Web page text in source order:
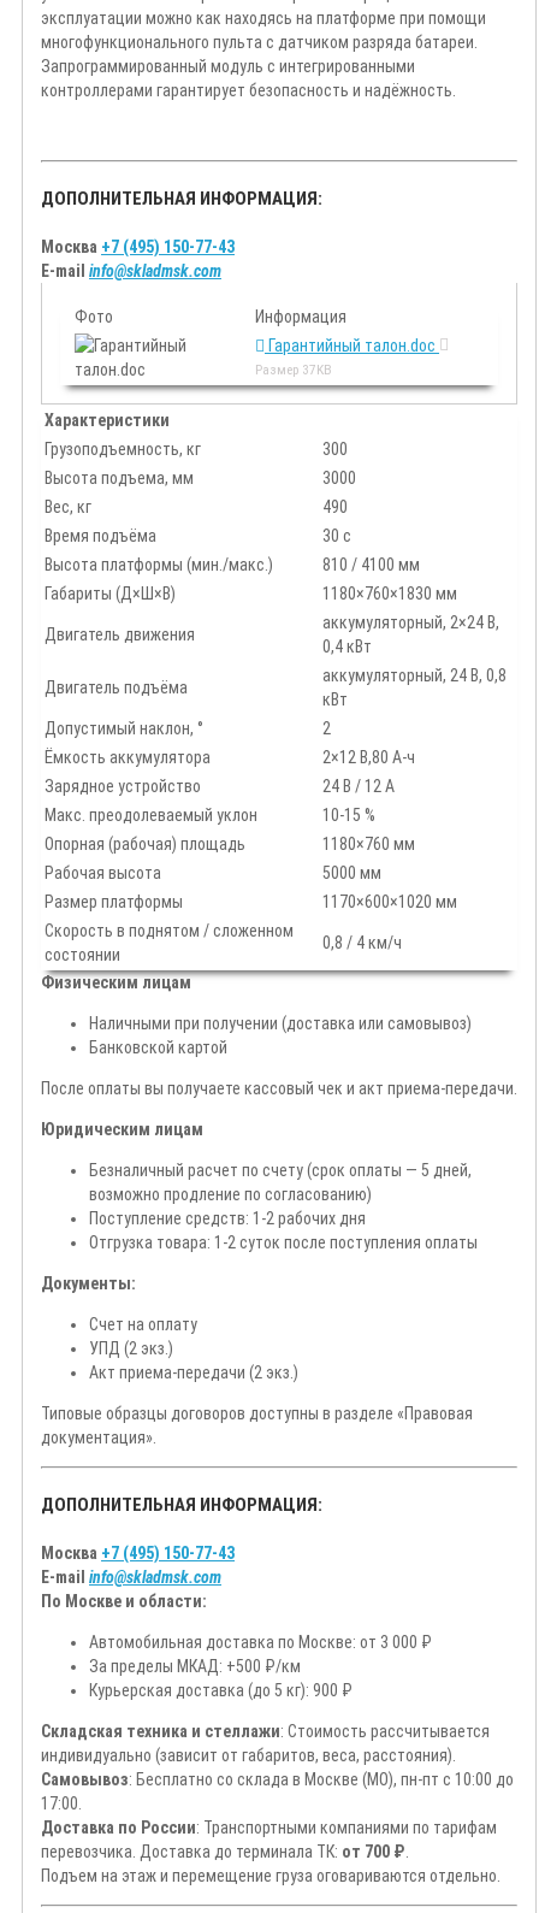
эксплуатации можно как находясь на платформе при помощи
многофункционального пульта с датчиком разряда батареи.
Запрограммированный модуль с интегрированными
контроллерами гарантирует безопасность и надёжность.
ДОПОЛНИТЕЛЬНАЯ ИНФОРМАЦИЯ:
Москва +7 (495) 150-77-43
E-mail info@skladmsk.com
Фото
Информация
Гарантийный талон.doc
Размер 37KB
Характеристики
Грузоподъемность, кг
300
Высота подъема, мм
3000
Вес, кг
490
Время подъёма
30 с
Высота платформы (мин./макс.)
810 / 4100 мм
Габариты (Д×Ш×В)
1180×760×1830 мм
Двигатель движения
аккумуляторный, 2×24 В,
0,4 кВт
Двигатель подъёма
аккумуляторный, 24 В, 0,8
кВт
Допустимый наклон, °
2
Ёмкость аккумулятора
2×12 В,80 А-ч
Зарядное устройство
24 В / 12 А
Макс. преодолеваемый уклон
10-15 %
Опорная (рабочая) площадь
1180×760 мм
Рабочая высота
5000 мм
Размер платформы
1170×600×1020 мм
Скорость в поднятом / сложенном
состоянии
0,8 / 4 км/ч
Физическим лицам
Наличными при получении (доставка или самовывоз)
Банковской картой
После оплаты вы получаете кассовый чек и акт приема-передачи.
Юридическим лицам
Безналичный расчет по счету (срок оплаты — 5 дней,
возможно продление по согласованию)
Поступление средств: 1-2 рабочих дня
Отгрузка товара: 1-2 суток после поступления оплаты
Документы:
Счет на оплату
УПД (2 экз.)
Акт приема-передачи (2 экз.)
Типовые образцы договоров доступны в разделе «Правовая
документация».
ДОПОЛНИТЕЛЬНАЯ ИНФОРМАЦИЯ:
Москва +7 (495) 150-77-43
E-mail info@skladmsk.com
По Москве и области:
Автомобильная доставка по Москве: от 3 000 ₽
За пределы МКАД: +500 ₽/км
Курьерская доставка (до 5 кг): 900 ₽
Складская техника и стеллажи: Стоимость рассчитывается
индивидуально (зависит от габаритов, веса, расстояния).
Самовывоз: Бесплатно со склада в Москве (МО), пн-пт с 10:00 до
17:00.
Доставка по России: Транспортными компаниями по тарифам
перевозчика. Доставка до терминала ТК: от 700 ₽
Подъем на этаж и перемещение груза оговариваются отдельно.